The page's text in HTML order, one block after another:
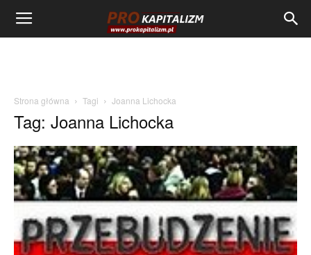
Strona główna Tagi Joanna Lichocka
Tag: Joanna Lichocka